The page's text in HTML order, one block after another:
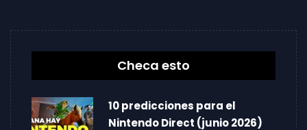
Checa esto
10 predicciones para el
Nintendo Direct (junio 2026)